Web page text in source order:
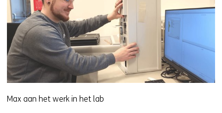
Max aan het werk in het lab